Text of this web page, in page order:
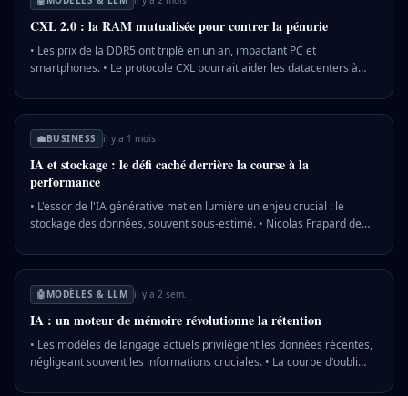
gestion inefficace de la mémoire IA peut compromettre la fiabilité
des assistants numériques, impactant leur utilité et précision.
CXL 2.0 : la RAM mutualisée pour contrer la pénurie
• Les prix de la DDR5 ont triplé en un an, impactant PC et
smartphones. • Le protocole CXL pourrait aider les datacenters à
permet le partage de mémoire entre serveurs, avec une adoption
croissante chez les géants du secteur. 💡 Pourquoi c'est important :
La mutualisation de la RAM via CXL pourrait stabiliser les prix de la
public.
💼BUSINESS il y a 1 mois
IA et stockage : le défi caché derrière la course à la
performance
• L'essor de l'IA générative met en lumière un enjeu crucial : le
stockage des données, souvent sous-estimé. • Nicolas Frapard de
critique pour l'IA, nécessitant une évolution durable. • Les disques
durs restent essentiels pour le stockage économique à grande
échelle, malgré l'attrait des solutions Flash. 💡 Pourquoi c'est
numérique européenne et la compétitivité des entreprises face à
l'explosion des données.
🤖 MODÈLES & LLM il y a 2 sem.
IA : un moteur de mémoire révolutionne la rétention
• Les modèles de langage actuels privilégient les données récentes,
négligeant souvent les informations cruciales. • La courbe d'oubli